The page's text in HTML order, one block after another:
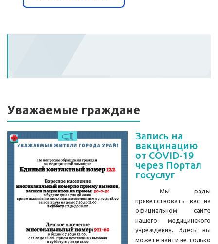
Уважаемые граждане
Запись на
вакцинацию
от COVID-19
через Портал
госуслуг
Мы рады
приветствовать вас на
официальном сайте
нашего медицинского
учреждения. Здесь вы
можете найти не только